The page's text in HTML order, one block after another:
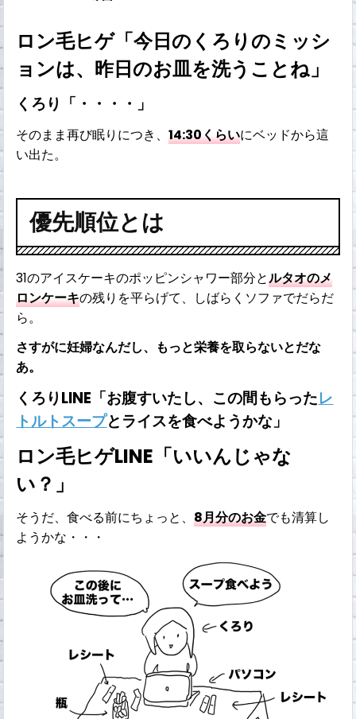
ロン毛ヒゲ「今日のくろりのミッシ
ョンは、昨日のお皿を洗うことね」
くろり「・・・・」
そのまま再び眠りにつき、14:30くらいにベッドから這
い出た。
優先順位とは
31のアイスケーキのポッピンシャワー部分とルタオのメ
ロンケーキの残りを平らげて、しばらくソファでだらだ
ら。
さすがに妊婦なんだし、もっと栄養を取らないとだな
あ。
くろりLINE「お腹すいたし、この間もらったレ
トルトスープとライスを食べようかな」
ロン毛ヒゲLINE「いいんじゃな
い？」
そうだ、食べる前にちょっと、8月分のお金でも清算し
ようかな・・・